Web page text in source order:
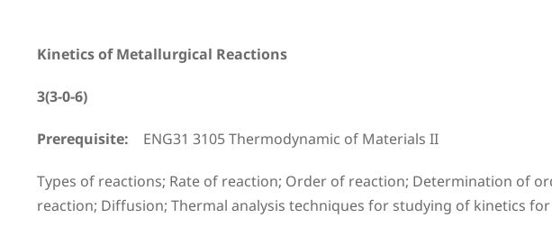
Kinetics of Metallurgical Reactions
3(3-0-6)
Prerequisite: ENG31 3105 Thermodynamic of Materials II
Types of reactions; Rate of reaction; Order of reaction; Determination of
reaction; Diffusion; Thermal analysis techniques for studying of kinetics